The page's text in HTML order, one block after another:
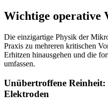
Wichtige operative
Die einzigartige Physik der
Praxis zu mehreren kritischen
Erhitzen hinausgehen und die
umfassen.
Unübertroffene
Elektroden